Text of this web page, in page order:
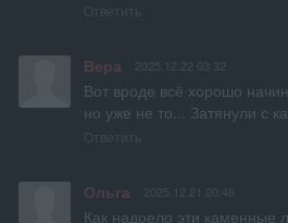
Ответить
Вера 2025.12.22 03:32
Вот вроде всё хорошо
но уже не то... Затянули с
Ответить
Ольга 2025.12.21 20:46
Как надоело эти каменные